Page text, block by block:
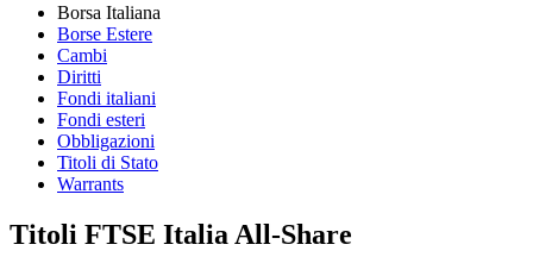
Borsa Italiana
Borse Estere
Cambi
Diritti
Fondi italiani
Fondi esteri
Obbligazioni
Titoli di Stato
Warrants
Titoli FTSE Italia All-Share